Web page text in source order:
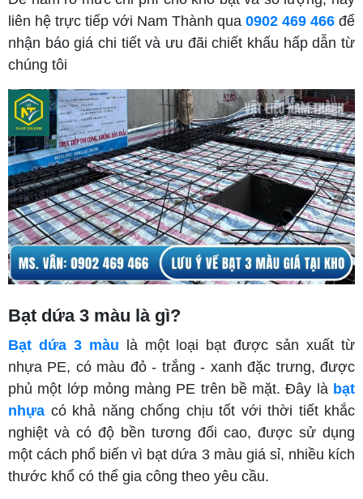
liên hệ trực tiếp với Nam Thành qua 0902 469 466 để
nhận báo giá chi tiết và ưu đãi chiết khấu hấp dẫn từ
chúng tôi
Bạt dứa 3 màu là gì?
Bạt dứa 3 màu là một loại bạt được sản xuất từ
nhựa PE, có màu đỏ - trắng - xanh đặc trưng, được
phủ một lớp mỏng màng PE trên bề mặt. Đây là bạt
nhựa có khả năng chống chịu tốt với thời tiết khắc
nghiệt và có độ bền tương đối cao, được sử dụng
một cách phổ biến vì bạt dứa 3 màu giá sỉ, nhiều kích
thước khổ có thể gia công theo yêu cầu.